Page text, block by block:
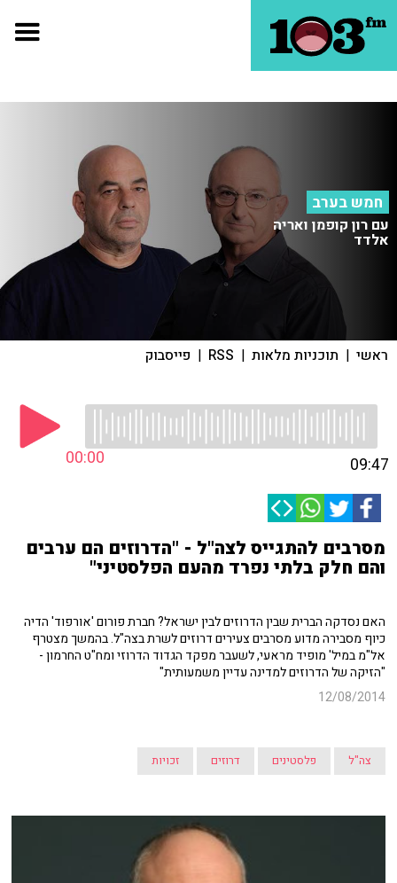
חמש בערב
עם רון קופמן ואריה
אלדד
ראשי | תוכניות מלאות |
RSS
| פייסבוק
00:00 09:47
מסרבים להתגייס לצה"ל - "הדרוזים הם ערבים
והם חלק בלתי נפרד מהעם הפלסטיני"
האם נסדקה הברית שבין הדרוזים לבין ישראל? חברת פורום 'אורפוד' הדיה
כיוף מסבירה מדוע מסרבים צעירים דרוזים לשרת בצה"ל. בהמשך מצטרף
אל"מ במיל' מופיד מראעי, לשעבר מפקד הגדוד הדרוזי ומח"ט החרמון -
"הזיקה של הדרוזים למדינה עדיין משמעותית"
12/08/2014
צה"ל פלסטינים דרוזים זכויות